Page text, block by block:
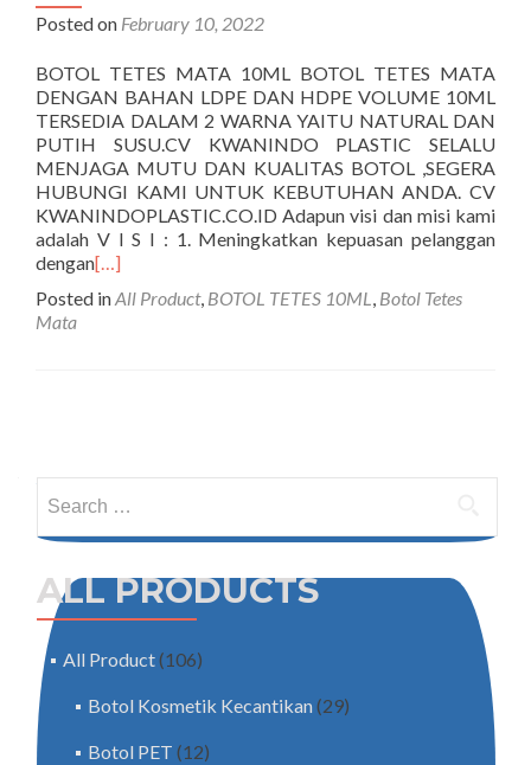
Posted on February 10, 2022
BOTOL TETES MATA 10ML BOTOL TETES MATA
DENGAN BAHAN LDPE DAN HDPE VOLUME 10ML
TERSEDIA DALAM 2 WARNA YAITU NATURAL DAN
PUTIH SUSU.CV KWANINDO PLASTIC SELALU
MENJAGA MUTU DAN KUALITAS BOTOL ,SEGERA
HUBUNGI KAMI UNTUK KEBUTUHAN ANDA. CV
KWANINDOPLASTIC.CO.ID Adapun visi dan misi kami
adalah V I S I : 1. Meningkatkan kepuasan pelanggan
dengan[…]
Posted inAll Product, BOTOL TETES 10ML, Botol Tetes
Mata
ALL PRODUCTS
All Product(106)
Botol Kosmetik Kecantikan(29)
Botol PET (12)